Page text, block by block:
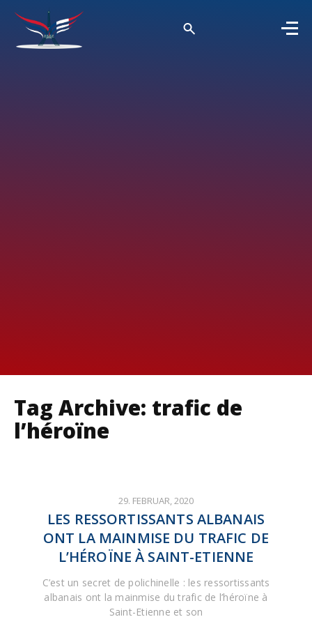
Tag Archive: trafic de
l’héroïne
29. FEBRUAR, 2020
LES RESSORTISSANTS ALBANAIS
ONT LA MAINMISE DU TRAFIC DE
L’HÉROÏNE À SAINT-ETIENNE
C’est un secret de polichinelle : les ressortissants
albanais ont la mainmise du trafic de l’héroïne à
Saint-Etienne et son